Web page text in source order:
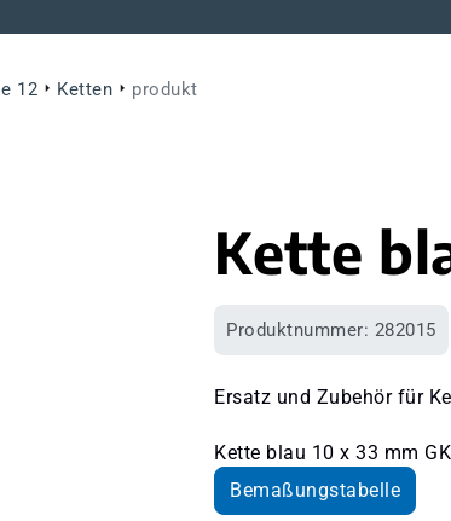
12 Ketten produkt
Kette
Produktnummer: 282015
Ersatz und Zubehör für
Kette blau 10 x 33 mm
Bemaßungstabelle